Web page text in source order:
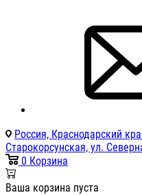
Россия, Краснодарский
Старокорсунская, ул.
0 Корзина
Ваша корзина пуста